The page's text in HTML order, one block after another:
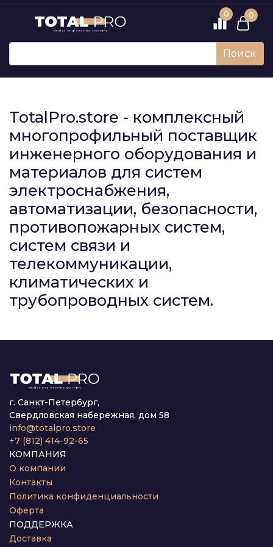
0 0
Поиск
TotalPro.store - комплексный
многопрофильный поставщик
инженерного оборудования и
материалов для систем
электроснабжения,
автоматизации, безопасности,
противопожарных систем,
систем связи и
телекоммуникации,
климатических и
трубопроводных систем.
г. Санкт-Петербург,
Свердловская набережная, дом 58
info@totalpro.store
+7 (812) 414-92-65
КОМПАНИЯ
О компании
Контакты
Политика конфиденциальности
Оферта
ПОДДЕРЖКА
Доставка